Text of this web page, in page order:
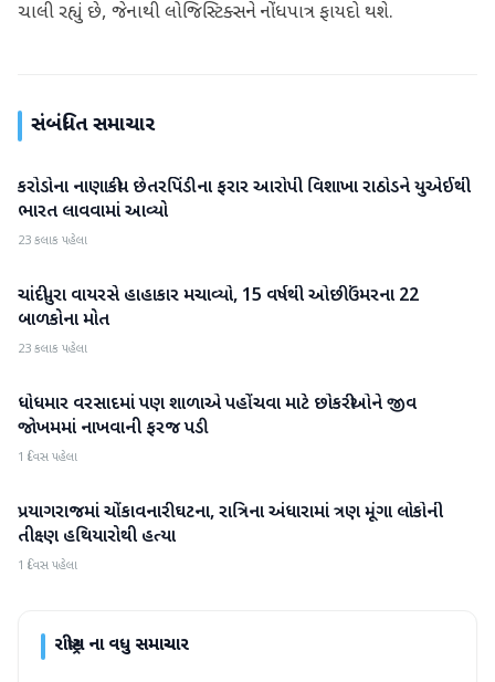
ચાલી રહ્યું છે, જેનાથી લોજિસ્ટિક્સને નોંધપાત્ર ફાયદો થશે.
સંબંધિત સમાચાર
રાષ્ટ્રીય
કરોડોના નાણાકીય છેતરપિંડીના ફરાર આરોપી વિશાખા રાઠોડને યુએઈથી
ભારત લાવવામાં આવ્યો
23 કલાક પહેલા
રાષ્ટ્રીય
ચાંદીપુરા વાયરસે હાહાકાર મચાવ્યો, 15 વર્ષથી ઓછી ઉંમરના 22
બાળકોના મોત
23 કલાક પહેલા
રાષ્ટ્રીય
ધોધમાર વરસાદમાં પણ શાળાએ પહોંચવા માટે છોકરીઓને જીવ
જોખમમાં નાખવાની ફરજ પડી
1 દિવસ પહેલા
રાષ્ટ્રીય
પ્રયાગરાજમાં ચોંકાવનારી ઘટના, રાત્રિના અંધારામાં ત્રણ મૂંગા લોકોની
તીક્ષ્ણ હથિયારોથી હત્યા
1 દિવસ પહેલા
રાષ્ટ્રીયના વધુ સમાચાર